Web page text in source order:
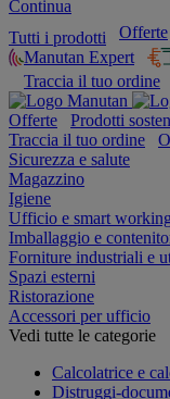
Continua
Tutti i prodotti
Offerte
Manutan Expert
Traccia il tuo ordine
Offerte Prodotti
Traccia il tuo ordine
Sicurezza e salute
Magazzino
Igiene
Ufficio e smart working
Imballaggio e
Forniture industriali e
Spazi esterni
Ristorazione
Accessori per ufficio
Vedi tutte le categorie
Calcolatrice e
Distruggi-